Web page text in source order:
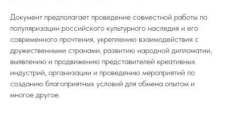
Документ предполагает проведение совместной работы по
популяризации российского культурного наследия и его
современного прочтения, укреплению взаимодействия с
дружественными странами, развитию народной дипломатии,
выявлению и продвижению представителей креативных
индустрий, организации и проведению мероприятий по
созданию благоприятных условий для обмена опытом и
многое другое.